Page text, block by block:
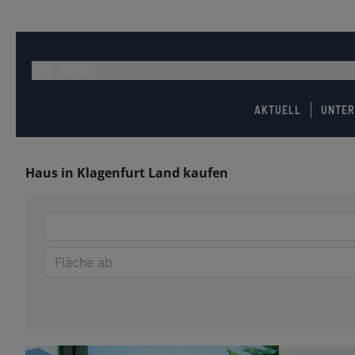
AKTUELL
Haus in Klagenfurt Land kaufen